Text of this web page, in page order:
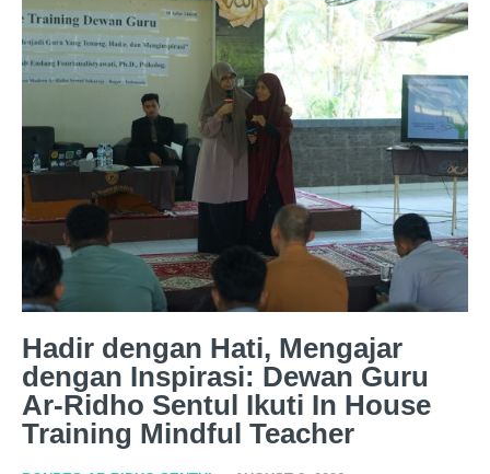
Hadir dengan Hati, Mengajar
dengan Inspirasi: Dewan Guru
Ar-Ridho Sentul Ikuti In House
Training Mindful Teacher